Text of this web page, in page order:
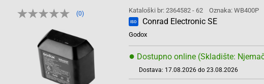
(0) Kataloški br: 2364582 - 62 Oznaka: WB400P
ISO Conrad Electronic SE
Godox
● Dostupno online (Skladište:
Dostava: 17.08.2026 do 23.08.2026